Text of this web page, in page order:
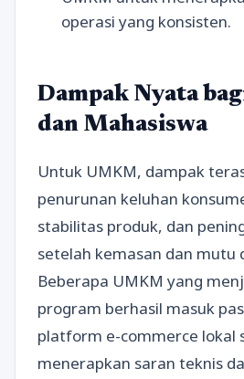
operasi yang konsisten.
Dampak Nyata
dan Mahasiswa
Untuk UMKM, dampak
penurunan keluhan
stabilitas produk, dan
setelah kemasan dan mutu
Beberapa UMKM yang
program berhasil masuk
platform e-commerce lokal
menerapkan saran teknis